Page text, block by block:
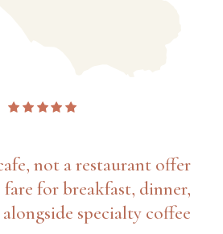
not a restaurant offer
for breakfast, dinner,
alongside specialty coffee